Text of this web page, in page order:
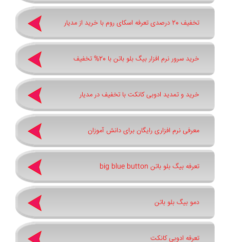
تخفیف 20 درصدی تعرفه اسکای روم با خرید از مدیار
خرید سرور نرم افزار بیگ بلو باتن با 20% تخفیف
خرید و تمدید ادوبی کانکت با تخفیف در مدیار
معرفی نرم افزاری رایگان برای دانش آموزان
تعرفه بیگ بلو باتن big blue button
دمو بیگ بلو باتن
تعرفه ادوبی کانکت